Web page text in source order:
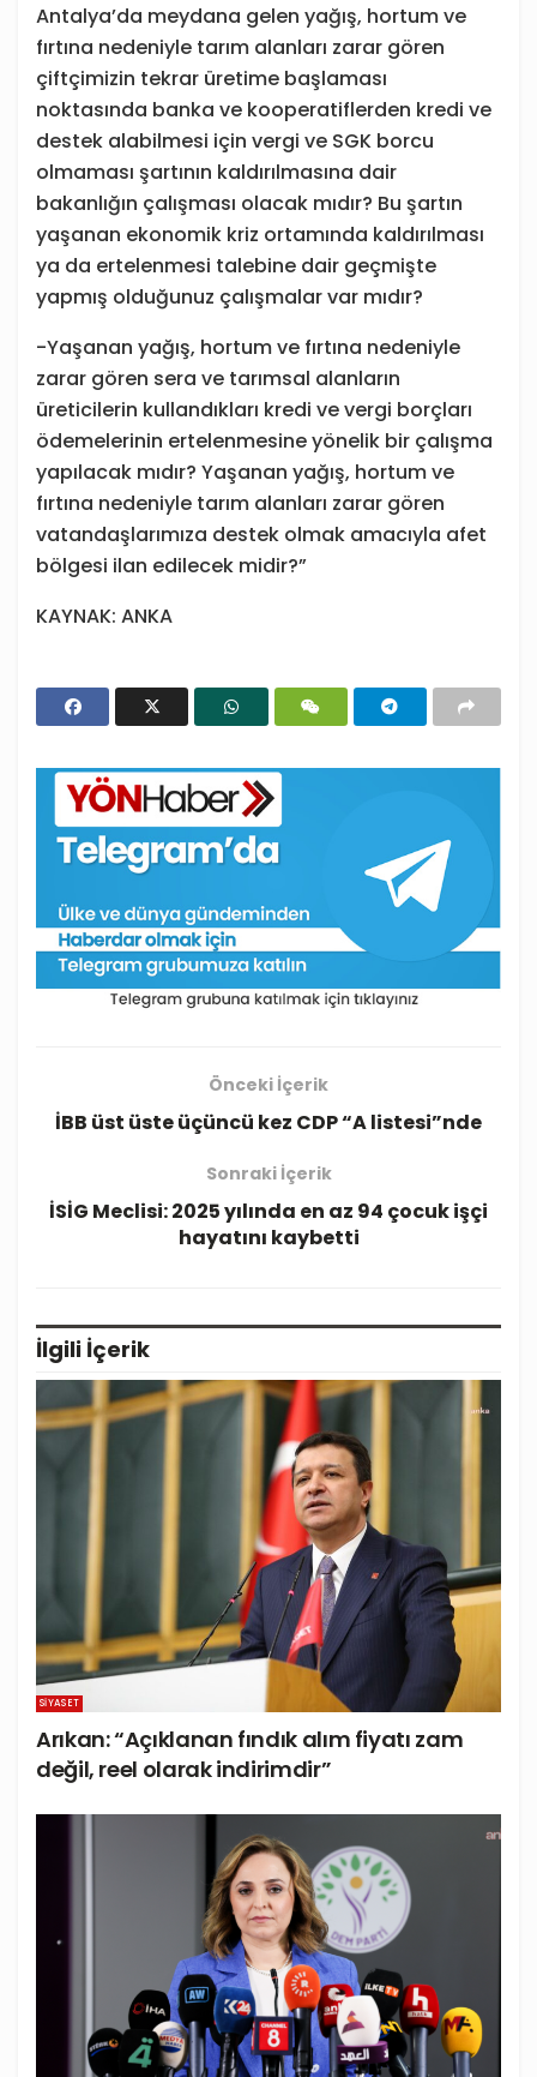
Antalya’da meydana gelen yağış, hortum ve
fırtına nedeniyle tarım alanları zarar gören
çiftçimizin tekrar üretime başlaması
noktasında banka ve kooperatiflerden kredi ve
destek alabilmesi için vergi ve SGK borcu
olmaması şartının kaldırılmasına dair
bakanlığın çalışması olacak mıdır? Bu şartın
yaşanan ekonomik kriz ortamında kaldırılması
ya da ertelenmesi talebine dair geçmişte
yapmış olduğunuz çalışmalar var mıdır?
-Yaşanan yağış, hortum ve fırtına nedeniyle
zarar gören sera ve tarımsal alanların
üreticilerin kullandıkları kredi ve vergi borçları
ödemelerinin ertelenmesine yönelik bir çalışma
yapılacak mıdır? Yaşanan yağış, hortum ve
fırtına nedeniyle tarım alanları zarar gören
vatandaşlarımıza destek olmak amacıyla afet
bölgesi ilan edilecek midir?”
KAYNAK: ANKA
Önceki İçerik
İBB üst üste üçüncü kez CDP “A listesi”nde
Sonraki İçerik
İSİG Meclisi: 2025 yılında en az 94 çocuk işçi
hayatını kaybetti
İlgili İçerik
SIYASET
Arıkan: “Açıklanan fındık alım fiyatı zam
değil, reel olarak indirimdir”